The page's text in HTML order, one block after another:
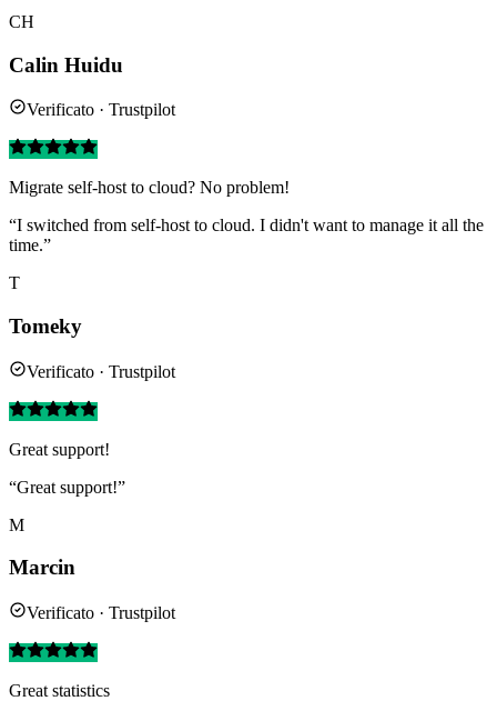
CH
Calin Huidu
Verificato · Trustpilot
Migrate self-host to cloud? No problem!
“I switched from self-host to cloud. I didn't want to manage it all the
time.”
T
Tomeky
Verificato · Trustpilot
Great support!
“Great support!”
M
Marcin
Verificato · Trustpilot
Great statistics